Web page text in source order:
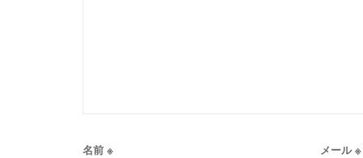
名前 ※ メール※